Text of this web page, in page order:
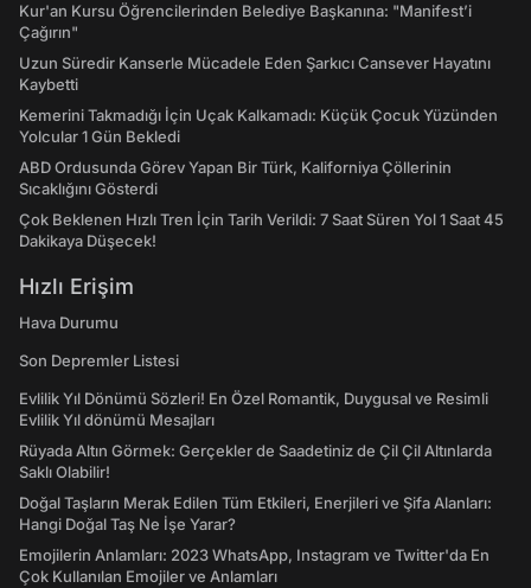
Kur'an Kursu Öğrencilerinden Belediye Başkanına: "Manifest’i
Çağırın"
Uzun Süredir Kanserle Mücadele Eden Şarkıcı Cansever Hayatını
Kaybetti
Kemerini Takmadığı İçin Uçak Kalkamadı: Küçük Çocuk Yüzünden
Yolcular 1 Gün Bekledi
ABD Ordusunda Görev Yapan Bir Türk, Kaliforniya Çöllerinin
Sıcaklığını Gösterdi
Çok Beklenen Hızlı Tren İçin Tarih Verildi: 7 Saat Süren Yol 1 Saat 45
Dakikaya Düşecek!
Hızlı Erişim
Hava Durumu
Son Depremler Listesi
Evlilik Yıl Dönümü Sözleri! En Özel Romantik, Duygusal ve Resimli
Evlilik Yıl dönümü Mesajları
Rüyada Altın Görmek: Gerçekler de Saadetiniz de Çil Çil Altınlarda
Saklı Olabilir!
Doğal Taşların Merak Edilen Tüm Etkileri, Enerjileri ve Şifa Alanları:
Hangi Doğal Taş Ne İşe Yarar?
Emojilerin Anlamları: 2023 WhatsApp, Instagram ve Twitter'da En
Çok Kullanılan Emojiler ve Anlamları